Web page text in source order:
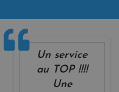
Un service
au TOP !!!!
Une